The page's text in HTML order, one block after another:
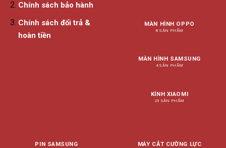
Chính sách bảo hành
Chính sách đổi trả &
hoàn tiền
MÀN HÌNH OPPO
8 SẢN PHẨM
MÀN HÌNH SAMSUNG
4 SẢN PHẨM
KÍNH XIAOMI
25 SẢN PHẨM
PIN SAMSUNG MÁY CẮT CƯỜNG LỰC